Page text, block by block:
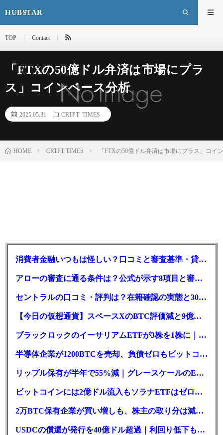
HUBSTAR
TOP Contact
「FTXの50億ドル弁済は市場にプラ
ス」コインベース分析
2025.05.31 CRTPT TIMES
HOME CRTPT TIMES 「FTXの50億ドル弁済は市場にプラス」コイ
消費者金融いつもは怪しい？口コミと審査基準・貸付条件を調査
アローの審査に通る条件は？公式が示す8項目と審査時間
セントラルの口コミ・評判は？在籍確認の実態と30日金利0円の落とし穴
【今日の仮想通貨】スペースXのBTC評価減と9億株の解禁。208億円相当のBTCが盗難
ブラックロックのイーサリアムETFが3株を1株に｜年初来37%安
半導体企業が1200BTCを売却、負債ゼロもビットコイン戦略は後退
リップル保有が半年で55%減｜グレースケールのETF、純資産1.6億ドル減
ビットコインには2億ドル流入もソラナETFはゼロ｜5営業日連続で停止
2万BTC保有企業が買い増しも、株主の取り分は減少｜目標と逆行
USDCの償還が発行を40億ドル超過｜利回り低下も収益は増加